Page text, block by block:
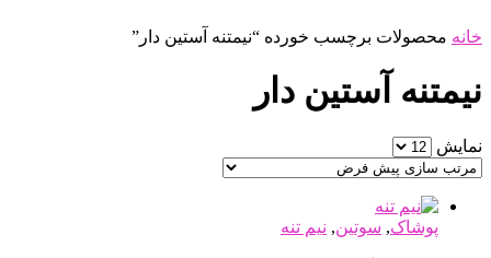
خانه محصولات برچسب خورده “نیمتنه آستین دار”
نیمتنه آستین دار
نمایش
پوشاک, سوتین, نیم تنه